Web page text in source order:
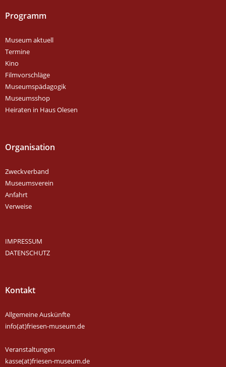
Programm
Museum aktuell
Termine
Kino
Filmvorschläge
Museumspädagogik
Museumsshop
Heiraten in Haus Olesen
Organisation
Zweckverband
Museumsverein
Anfahrt
Verweise
IMPRESSUM
DATENSCHUTZ
Kontakt
Allgemeine Auskünfte
info(at)friesen-museum.de
Veranstaltungen
kasse(at)friesen-museum.de